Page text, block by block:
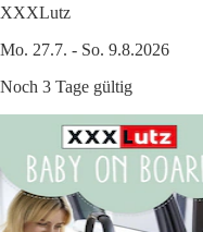
XXXLutz
Mo. 27.7. - So. 9.8.2026
Noch 3 Tage gültig